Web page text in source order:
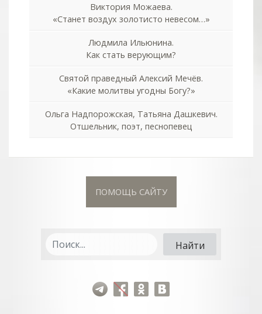
Виктория Можаева.
«Станет воздух золотисто невесом…»
Людмила Ильюнина.
Как стать верующим?
Святой праведный Алексий Мечёв.
«Какие молитвы угодны Богу?»
Ольга Надпорожская, Татьяна Дашкевич.
Отшельник, поэт, песнопевец
ПОМОЩЬ САЙТУ